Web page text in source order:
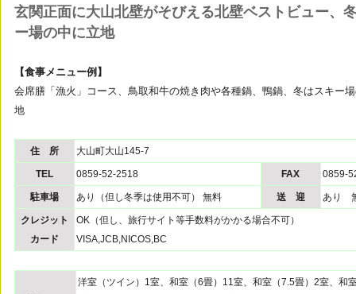
玄関正面に大山北壁がそびえる北壁ベストビュー、
ー場の中に立地
【食事メニュー例】
会席膳「漁火」コース、鳥取和牛の焼き肉や各種鍋、鴨鍋、冬はスキー
地
住 所 大山町大山145-7
TEL 0859-52-2518 FAX 0859-
駐車場 あり（但し冬季は使用不可） 無料 送 迎 あり
クレジット
カード
OK（但し、旅行サイト等手数料がかかる場合不可）
VISA,JCB,NICOS,BC
洋室（ツイン）1室、和室（6畳）11室、和室（7.5畳）2室、和